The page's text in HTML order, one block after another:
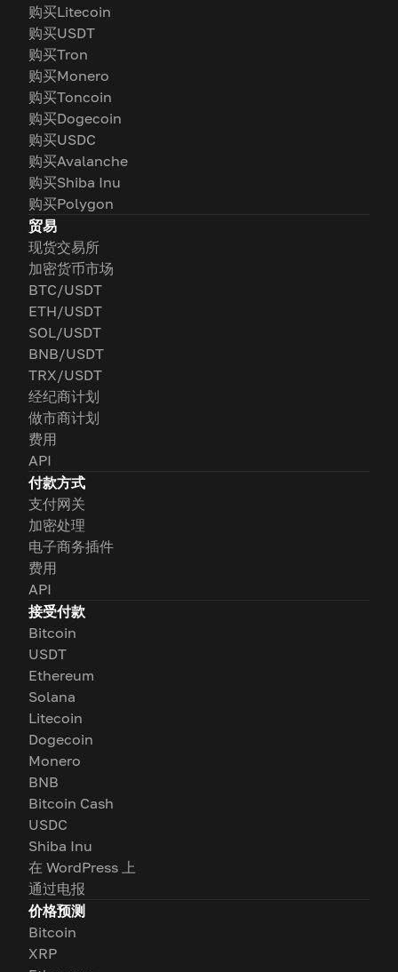
购买Litecoin
购买USDT
购买Tron
购买Monero
购买Toncoin
购买Dogecoin
购买USDC
购买Avalanche
购买Shiba Inu
购买Polygon
贸易
现货交易所
加密货币市场
BTC/USDT
ETH/USDT
SOL/USDT
BNB/USDT
TRX/USDT
经纪商计划
做市商计划
费用
API
付款方式
支付网关
加密处理
电子商务插件
费用
API
接受付款
Bitcoin
USDT
Ethereum
Solana
Litecoin
Dogecoin
Monero
BNB
Bitcoin Cash
USDC
Shiba Inu
在 WordPress 上
通过电报
价格预测
Bitcoin
XRP